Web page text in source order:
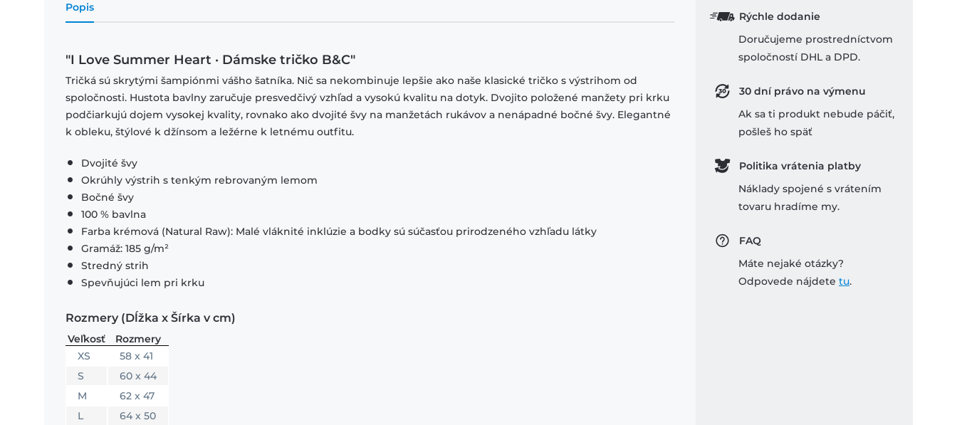
Popis
"I Love Summer Heart · Dámske tričko B&C"
Tričká sú skrytými šampiónmi vášho šatníka. Nič sa nekombinuje lepšie ako naše klasické tričko s výstrihom od
spoločnosti. Hustota bavlny zaručuje presvedčivý vzhľad a vysokú kvalitu na dotyk. Dvojito položené manžety pri krku
podčiarkujú dojem vysokej kvality, rovnako ako dvojité švy na manžetách rukávov a nenápadné bočné švy. Elegantné
k obleku, štýlové k džínsom a ležérne k letnému outfitu.
Dvojité švy
Okrúhly výstrih s tenkým rebrovaným lemom
Bočné švy
100 % bavlna
Farba krémová (Natural Raw): Malé vláknité inklúzie a bodky sú súčasťou prirodzeného vzhľadu látky
Gramáž: 185 g/m²
Stredný strih
Spevňujúci lem pri krku
Rozmery (Dĺžka x Šírka v cm)
Veľkosť
Rozmery
XS
58 x 41
S
60 x 44
M
62 x 47
L
64 x 50
Rýchle dodanie
Doručujeme prostredníctvom
spoločností DHL a DPD.
30 dní právo na výmenu
Ak sa ti produkt nebude páčiť,
pošleš ho späť
Politika vrátenia platby
Náklady spojené s vrátením
tovaru hradíme my.
FAQ
Máte nejaké otázky?
Odpovede nájdete tu.